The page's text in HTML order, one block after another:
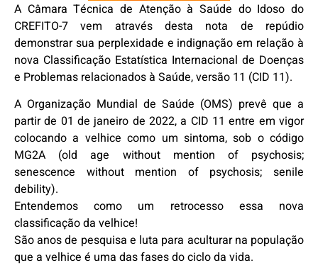
A Câmara Técnica de Atenção à Saúde do Idoso do
CREFITO-7 vem através desta nota de repúdio
demonstrar sua perplexidade e indignação em relação à
nova Classificação Estatística Internacional de Doenças
e Problemas relacionados à Saúde, versão 11 (CID 11).
A Organização Mundial de Saúde (OMS) prevê que a
partir de 01 de janeiro de 2022, a CID 11 entre em vigor
colocando a velhice como um sintoma, sob o código
MG2A (old age without mention of psychosis;
senescence without mention of psychosis; senile
debility).
Entendemos como um retrocesso essa nova
classificação da velhice!
São anos de pesquisa e luta para aculturar na população
que a velhice é uma das fases do ciclo da vida.